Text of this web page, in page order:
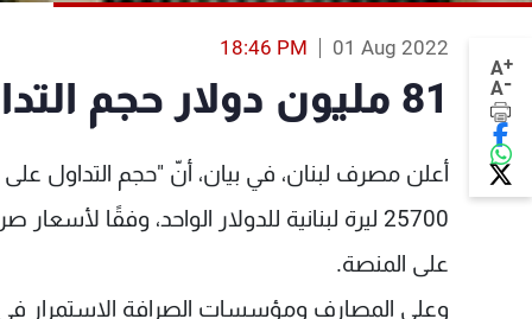
A+
A-
01 Aug 2022
18:46 PM
81 مليون دولار حجم التداول على صيرفة
25700 ليرة لبنانية للدولار الواحد،
على المنصة.